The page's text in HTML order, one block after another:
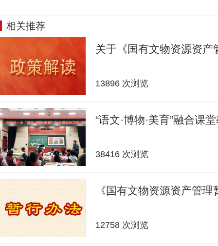
相关推荐
关于《国有文物资源资
13896 次浏览
“语文·博物·美育”融合课
38416 次浏览
《国有文物资源资产管
12758 次浏览